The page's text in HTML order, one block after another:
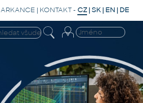
ARKANCE | KONTAKT- CZ |SK | EN | DE